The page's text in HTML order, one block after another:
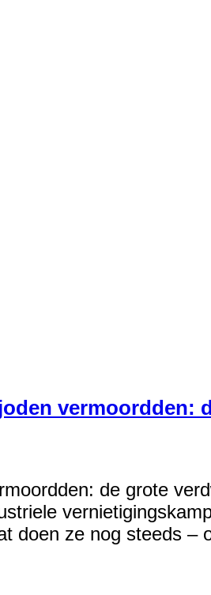
vermoordden:
de grote
doen ze nog steeds